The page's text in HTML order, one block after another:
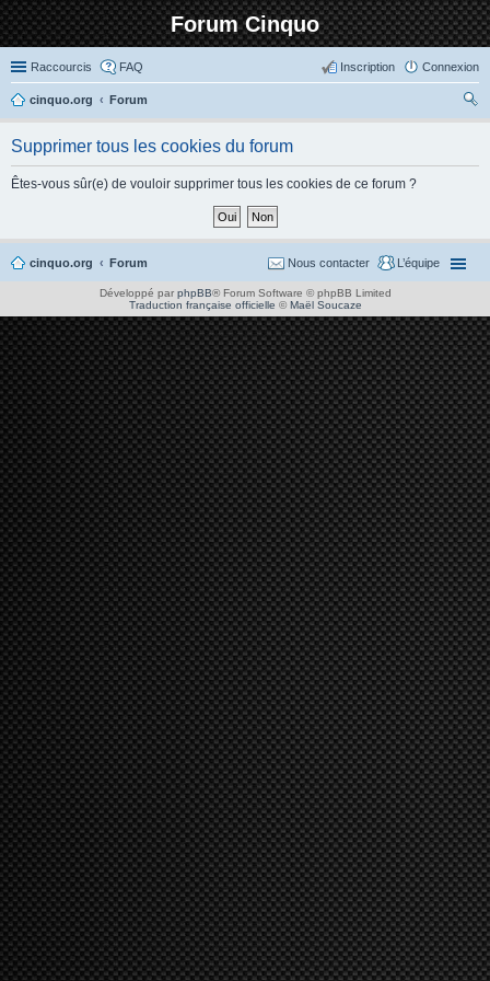
Forum Cinquo
Raccourcis FAQ Connexion
Inscription
cinquo.org
Forum
Supprimer tous les cookies du forum
Êtes-vous sûr(e) de vouloir supprimer tous les cookies de ce forum ?
cinquo.org Forum L’équipe
Nous contacter
Développé par phpBB® Forum Software © phpBB Limited
Traduction française officielle ©Maël Soucaze